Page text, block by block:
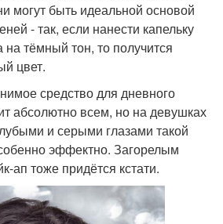
могут быть идеальной основой
- так, если нанести капельку
на тёмный тон, то получится
цвет.
средство для дневного
абсолютно всем, но на девушках
и серыми глазами такой
эффектно. Загорелым
ап тоже придётся кстати.